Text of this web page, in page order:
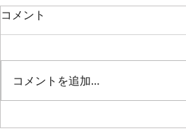
2026/7/11、定演後最初の練習
2週間のお休みを経て最初の練
習。次の演奏会（来年夏のグリー
ンサマーコンサート）を目指し
コメント
コメントを追加…